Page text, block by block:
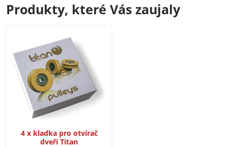
Produkty, které Vás zaujaly
4 x kladka pro otvírač
dveří Titan